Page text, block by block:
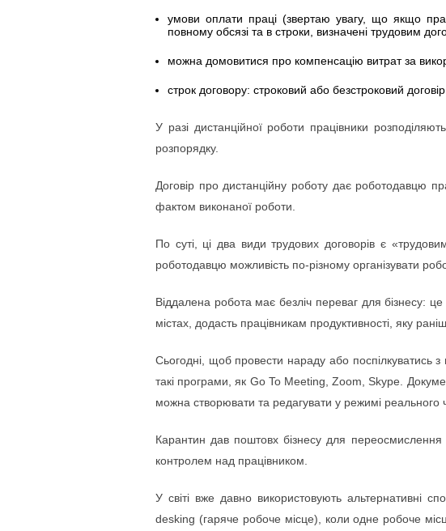
умови оплати праці (звертаю увагу, що якщо
повному обсязі та в строки, визначені трудовим
можна домовитися про компенсацію витрат за
строк договору: строковий або безстроковий договір.
У разі дистанційної роботи працівники
розпорядку.
Договір про дистанційну роботу дає роботодавцю
фактом виконаної роботи.
По суті, ці два види трудових договорів є
роботодавцю можливість по-різному організувати
Віддалена робота має безліч переваг для бізнесу:
містах, додасть працівникам продуктивності, яку
Сьогодні, щоб провести нараду або поспілкуватись
такі програми, як Go To Meeting, Zoom, Skype.
можна створювати та редагувати у режимі реального
Карантин дав поштовх бізнесу для
контролем над працівником.
У світі вже давно використовують альтернативні
desking (гаряче робоче місце), коли одне робоче